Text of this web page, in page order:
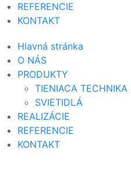
REFERENCIE
KONTAKT
Hlavná stránka
O NÁS
PRODUKTY
TIENIACA TECHNIKA
SVIETIDLÁ
REALIZÁCIE
REFERENCIE
KONTAKT